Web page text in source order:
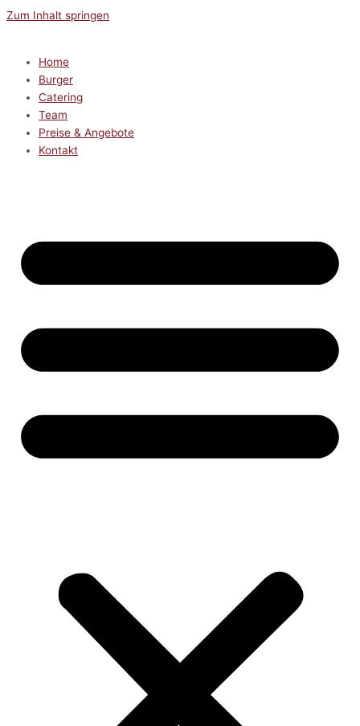
Zum Inhalt springen
Home
Burger
Catering
Team
Preise & Angebote
Kontakt